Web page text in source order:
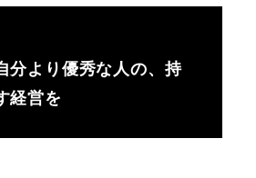
分より優秀な人の、持
経営を